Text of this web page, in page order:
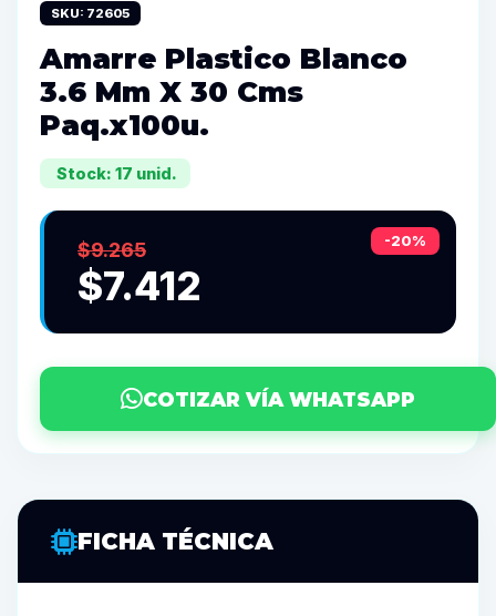
SKU: 72605
Amarre Plastico Blanco
3.6 Mm X 30 Cms
Paq.x100u.
Stock: 17 unid.
-20%
$9.265
$7.412
COTIZAR VÍA WHATSAPP
FICHA TÉCNICA